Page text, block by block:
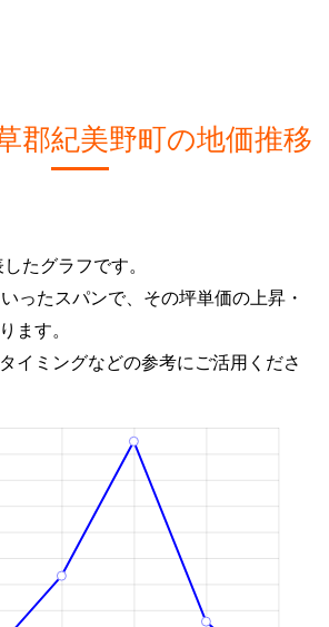
郡紀美野町の地価推移
たグラフです。
ったスパンで、その坪単価の上昇・
ます。
イミングなどの参考にご活用くださ